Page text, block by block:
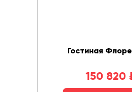
Гостиная
150 820